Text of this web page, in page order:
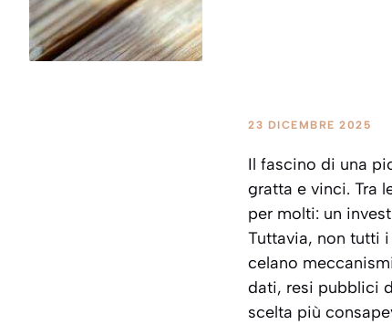
23 DICEMBRE 2025
Il fascino di una
gratta e vinci. Tra
per molti: un
Tuttavia, non tutti
celano
dati, resi pubblici
scelta più